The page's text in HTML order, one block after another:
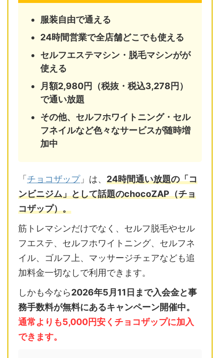
服装自由で通える
24時間営業で全店舗どこでも使える
セルフエステマシン・脱毛マシンがが
使える
月額2,980円（税抜・税込3,278円）
で通い放題
その他、セルフホワイトニング・セル
フネイルなど色々なサービスが随時増
加中
「 チョコザップ」は、 24時間通い放題の「コ
ンビニジム」として話題のchocoZAP（チョ
コザップ）。
筋トレマシンだけでなく、セルフ脱毛やセル
フエステ、セルフホワイトニング、セルフネ
イル、ゴルフ上、マッサージチェアなども追
加料金一切なしで利用できます。
しかも今なら2026年5月11日まで入会金と事
務手数料が無料にあるキャンペーン開催中。
通常よりも5,000円安くチョコザップに加入
できます。